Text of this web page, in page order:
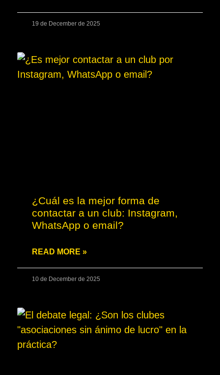
19 de December de 2025
¿Cuál es la mejor forma de
contactar a un club: Instagram,
WhatsApp o email?
READ MORE »
10 de December de 2025